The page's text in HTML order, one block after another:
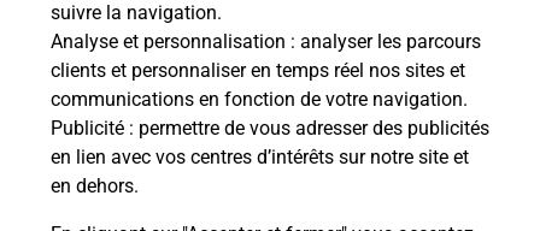
suivre la navigation.
Analyse et personnalisation : analyser les parcours
clients et personnaliser en temps réel nos sites et
communications en fonction de votre navigation.
Publicité : permettre de vous adresser des publicités
en lien avec vos centres d’intérêts sur notre site et
en dehors.
Boîte aux lettres La Poste
Prochaine collecte du courrierlundià 09h00
2 Rue Des Chataigniers
31410 Capens